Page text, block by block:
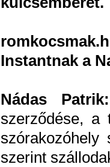
Instantnak a
Nádas Patrik:
szerződése, a
szórakozóhely
szerint